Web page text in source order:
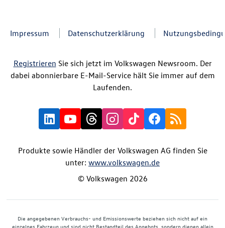
Impressum Datenschutzerklärung
Registrieren Sie sich jetzt im Volkswagen Newsroom. Der
dabei abonnierbare E-Mail-Service hält Sie immer auf dem
Laufenden.
Produkte sowie Händler der Volkswagen AG finden Sie
unter: www.volkswagen.de
© Volkswagen 2026
Die angegebenen Verbrauchs- und Emissionswerte beziehen sich nicht auf ein
einzelnes Fahrzeug und sind nicht Bestandteil des Angebots, sondern dienen allein